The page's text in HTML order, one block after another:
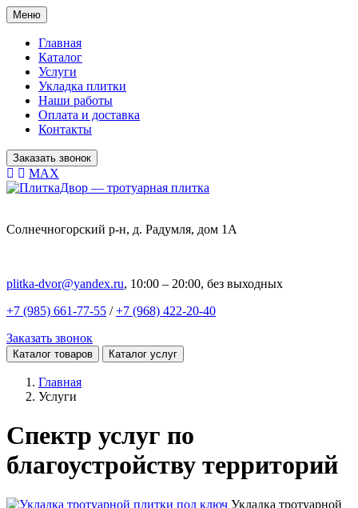
Меню
Главная
Каталог
Услуги
Укладка плитки
Наши работы
Оплата и доставка
Контакты
Заказать звонок
MAX
Солнечногорский р-н, д. Радумля, дом 1А
plitka-dvor@yandex.ru, 10:00 – 20:00, без выходных
+7 (985) 661-77-55 / +7 (968) 422-20-40
Заказать звонок
Каталог товаров Каталог услуг
Главная
Услуги
Спектр услуг по
благоустройству территорий
Укладка тротуарной